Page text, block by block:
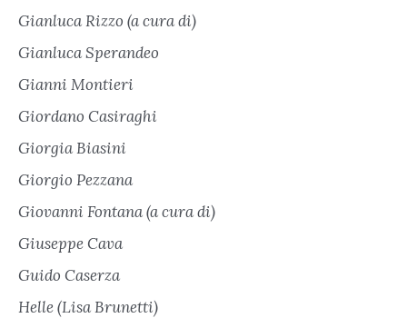
Gianluca Rizzo (a cura di)
Gianluca Sperandeo
Gianni Montieri
Giordano Casiraghi
Giorgia Biasini
Giorgio Pezzana
Giovanni Fontana (a cura di)
Giuseppe Cava
Guido Caserza
Helle (Lisa Brunetti)